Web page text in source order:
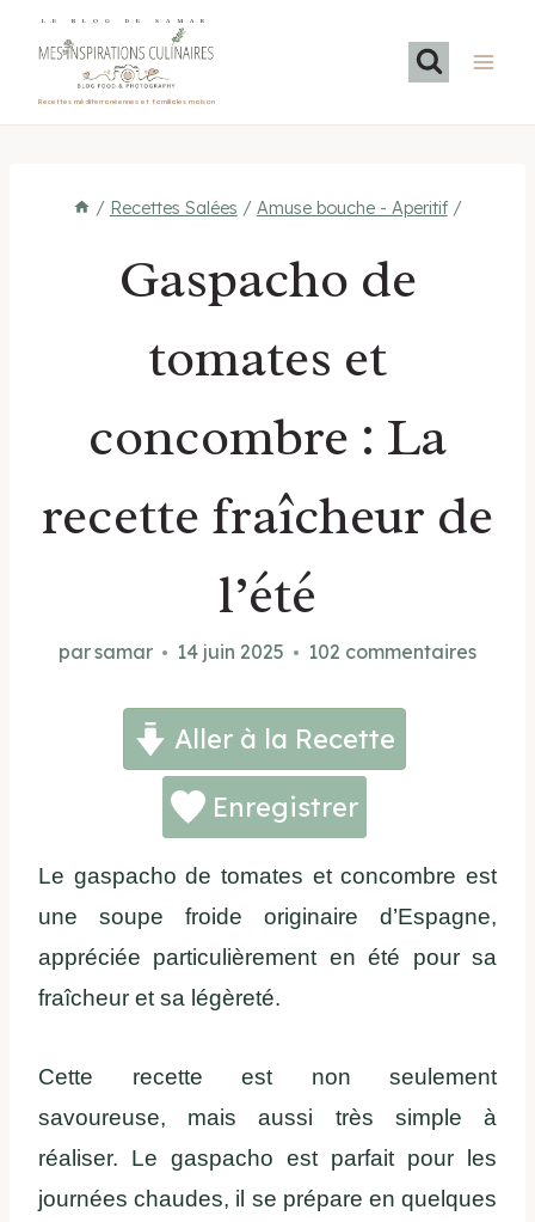
LE BLOG DE SAMAR
Recettes méditerranéennes et familiales maison
/ Recettes Salées / Amuse bouche - Aperitif /
Gaspacho de
tomates et
concombre : La
recette fraîcheur de
l’été
parsamar 14 juin 2025 102 commentaires
Aller à la Recette
Enregistrer
Le gaspacho de tomates et concombre est
une soupe froide originaire d’Espagne,
appréciée particulièrement en été pour sa
fraîcheur et sa légèreté.
Cette recette est non seulement
savoureuse, mais aussi très simple à
réaliser. Le gaspacho est parfait pour les
journées chaudes, il se prépare en quelques